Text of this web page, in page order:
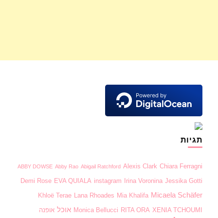
תגיות
ABBY DOWSE Abby Rao Abigail Ratchford Alexis Clark Chiara Ferragni
Demi Rose EVA QUIALA instagram Irina Voronina Jessika Gotti
Khloë Terae Lana Rhoades Mia Khalifa Micaela Schäfer
Monica Bellucci RITA ORA XENIA TCHOUMI אוכל אופנה